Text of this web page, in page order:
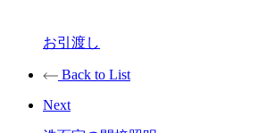
お引渡し
Back to List
Next